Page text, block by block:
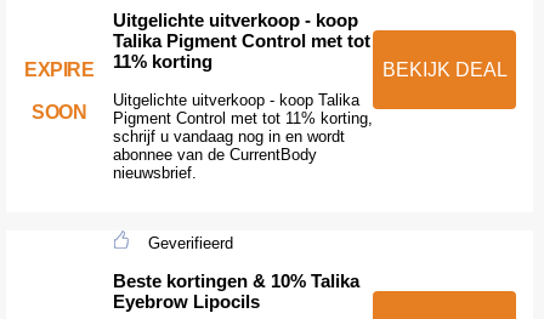
EXPIRE
SOON
Uitgelichte uitverkoop - koop
Talika Pigment Control met tot
11% korting
Uitgelichte uitverkoop - koop Talika
Pigment Control met tot 11% korting,
schrijf u vandaag nog in en wordt
abonnee van de CurrentBody
nieuwsbrief.
BEKIJK DEAL
Geverifieerd
Beste kortingen & 10% Talika
Eyebrow Lipocils